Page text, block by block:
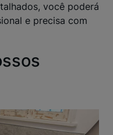
você poderá
e precisa com